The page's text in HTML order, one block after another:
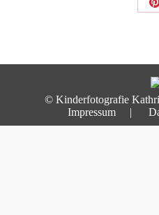
© Kinderfotografie
Impressum |